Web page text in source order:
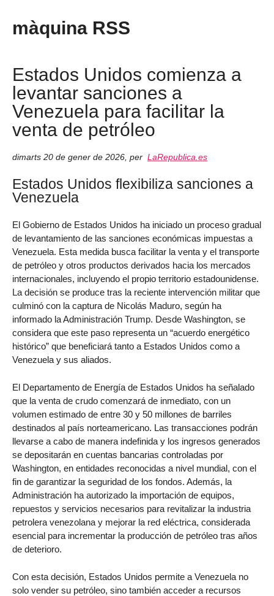
màquina RSS
Estados Unidos comienza a
levantar sanciones a
Venezuela para facilitar la
venta de petróleo
dimarts 20 de gener de 2026 per LaRepublica.es
Estados Unidos flexibiliza sanciones a
Venezuela
El Gobierno de Estados Unidos ha iniciado un proceso gradual
de levantamiento de las sanciones económicas impuestas a
Venezuela. Esta medida busca facilitar la venta y el transporte
de petróleo y otros productos derivados hacia los mercados
internacionales, incluyendo el propio territorio estadounidense.
La decisión se produce tras la reciente intervención militar que
culminó con la captura de Nicolás Maduro, según ha
informado la Administración Trump. Desde Washington, se
considera que este paso representa un “acuerdo energético
histórico” que beneficiará tanto a Estados Unidos como a
Venezuela y sus aliados.
El Departamento de Energía de Estados Unidos ha señalado
que la venta de crudo comenzará de inmediato, con un
volumen estimado de entre 30 y 50 millones de barriles
destinados al país norteamericano. Las transacciones podrán
llevarse a cabo de manera indefinida y los ingresos generados
se depositarán en cuentas bancarias controladas por
Washington, en entidades reconocidas a nivel mundial, con el
fin de garantizar la seguridad de los fondos. Además, la
Administración ha autorizado la importación de equipos,
repuestos y servicios necesarios para revitalizar la industria
petrolera venezolana y mejorar la red eléctrica, considerada
esencial para incrementar la producción de petróleo tras años
de deterioro.
Con esta decisión, Estados Unidos permite a Venezuela no
solo vender su petróleo, sino también acceder a recursos